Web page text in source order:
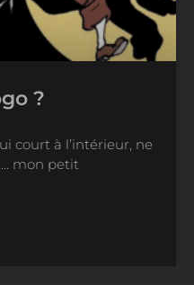
?
court à l’intérieur, ne
mon petit